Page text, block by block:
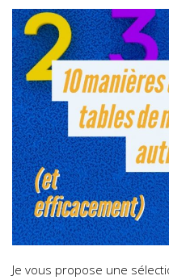
Je vous propose une